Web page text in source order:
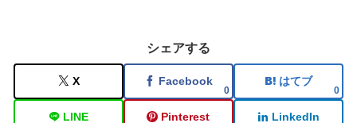
シェアする
X Facebook
0
はてブ
0
LINE Pinterest LinkedIn